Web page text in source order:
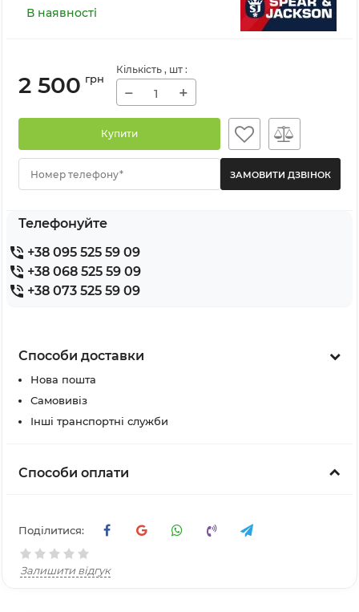
В наявності
2 500 грн
Кількість , шт :
− +
Купити
Номер телефону*
Телефонуйте
+38 095 525 59 09
+38 068 525 59 09
+38 073 525 59 09
Способи доставки
Нова пошта
Самовивіз
Інші транспортні служби
Способи оплати
Поділитися:
Залишити відгук